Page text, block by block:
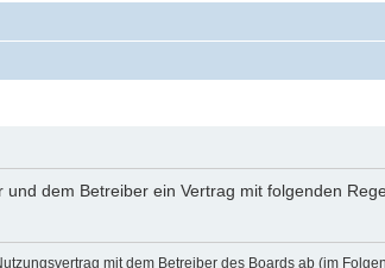
dem Betreiber ein Vertrag mit folgenden
mit dem Betreiber des Boards ab (im